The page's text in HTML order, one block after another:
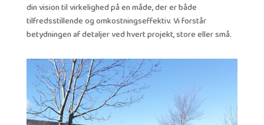
din vision til virkelighed på en måde, der er både
tilfredsstillende og omkostningseffektiv. Vi forstår
betydningen af detaljer ved hvert projekt, store eller små.